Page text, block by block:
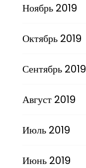
Ноябрь 2019
Октябрь 2019
Сентябрь 2019
Август 2019
Июль 2019
Июнь 2019